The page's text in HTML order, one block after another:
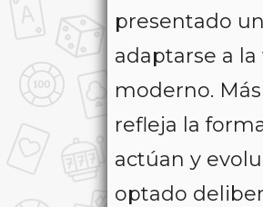
presentado
adaptarse a
moderno.
refleja la
actúan y
optado